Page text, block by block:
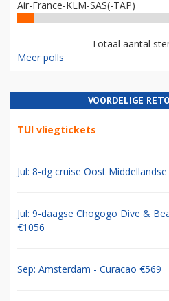
Air-France-KLM-SAS(-TAP)
Totaal aantal
Meer polls
VOORDELIGE
TUI vliegtickets
Jul: 8-dg cruise Oost
Jul: 9-daagse Chogogo Dive &
€1056
Sep: Amsterdam - Curacao €569